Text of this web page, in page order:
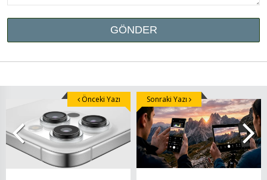
Önceki Yazı Sonraki Yazı